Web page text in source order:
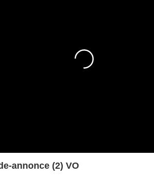
annonce (2) VO